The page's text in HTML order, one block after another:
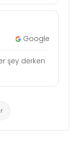
Google
şey derken